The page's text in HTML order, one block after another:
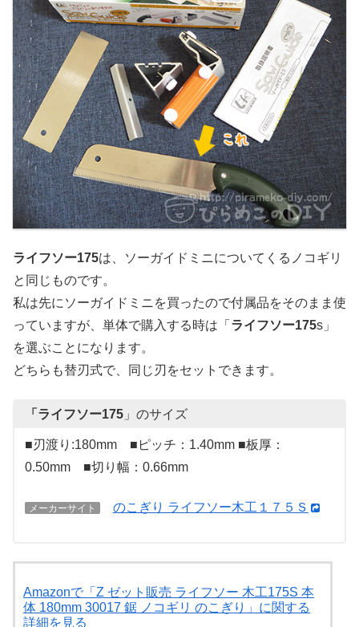
ライフソー175は、ソーガイドミニについてくるノコギリ
と同じものです。
私は先にソーガイドミニを買ったので付属品をそのまま使
っていますが、単体で購入する時は「 ライフソー175s」
を選ぶことになります。
どちらも替刃式で、同じ刃をセットできます。
「ライフソー175」のサイズ
■刃渡り:180mm ■ピッチ：1.40mm ■板厚：
0.50mm ■切り幅：0.66mm
メーカーサイト のこぎり ライフソー木工１７５Ｓ
Amazonで「Z ゼット販売 ライフソー 木工175S 本
体 180mm 30017 鋸 ノコギリ のこぎり」に関する
詳細を見る